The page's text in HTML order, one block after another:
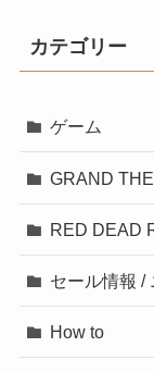
カテゴリー
ゲーム
GRAND
RED DEAD
セール情報 /
How to